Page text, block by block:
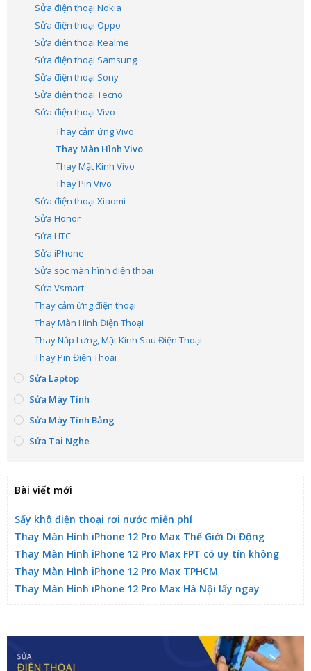
Sửa điện thoại Nokia
Sửa điện thoại Oppo
Sửa điện thoại Realme
Sửa điện thoại Samsung
Sửa điện thoại Sony
Sửa điện thoại Tecno
Sửa điện thoại Vivo
Thay cảm ứng Vivo
Thay Màn Hình Vivo
Thay Mặt Kính Vivo
Thay Pin Vivo
Sửa điện thoại Xiaomi
Sửa Honor
Sửa HTC
Sửa iPhone
Sửa sọc màn hình điện thoại
Sửa Vsmart
Thay cảm ứng điện thoại
Thay Màn Hình Điện Thoại
Thay Nắp Lưng, Mặt Kính Sau Điện Thoại
Thay Pin Điện Thoại
Sửa Laptop
Sửa Máy Tính
Sửa Máy Tính Bảng
Sửa Tai Nghe
Bài viết mới
Sấy khô điện thoại rơi nước miễn phí
Thay Màn Hình iPhone 12 Pro Max Thế Giới Di Động
Thay Màn Hình iPhone 12 Pro Max FPT có uy tín không
Thay Màn Hình iPhone 12 Pro Max TPHCM
Thay Màn Hình iPhone 12 Pro Max Hà Nội lấy ngay